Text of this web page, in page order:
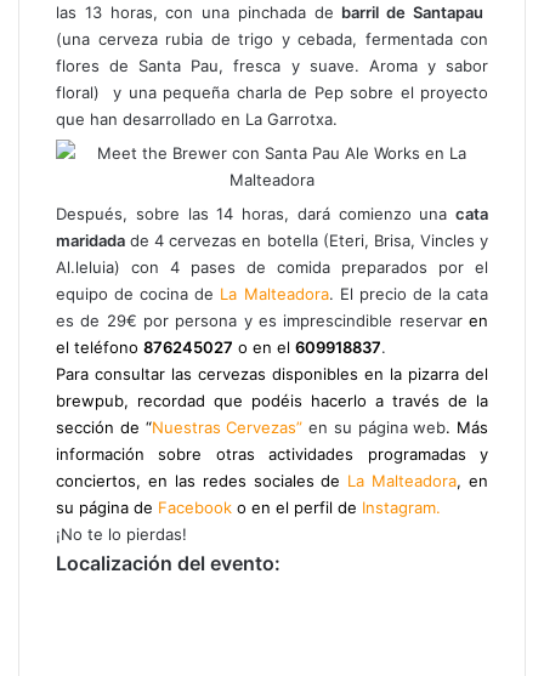
las 13 horas, con una pinchada de barril de Santapau
(una cerveza rubia de trigo y cebada, fermentada con
flores de Santa Pau, fresca y suave. Aroma y sabor
floral) y una pequeña charla de Pep sobre el proyecto
que han desarrollado en La Garrotxa.
Después, sobre las 14 horas, dará comienzo una cata
maridada de 4 cervezas en botella (Eteri, Brisa, Vincles y
Al.leluia) con 4 pases de comida preparados por el
equipo de cocina de La Malteadora. El precio de la cata
es de 29€ por persona y es imprescindible reservar en
el teléfono 876245027 o en el 609918837.
Para consultar las cervezas disponibles en la pizarra del
brewpub, recordad que podéis hacerlo a través de la
sección de “Nuestras Cervezas” en su página web. Más
información sobre otras actividades programadas y
conciertos, en las redes sociales de La Malteadora, en
su página de Facebook o en el perfil de Instagram.
¡No te lo pierdas!
Localización del evento: